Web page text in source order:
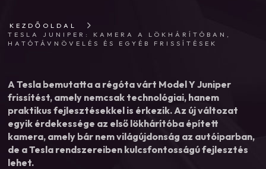
KEZDŐOLDAL
TESLA JUNIPER: KAMERA A LÖKHÁRÍTÓBAN,
HATÓTÁVNÖVELÉS ÉS EGYÉB FRISSÍTÉSEK
A Tesla bemutatta a régóta várt Model Y Juniper
frissítést, amely nemcsak technológiai, hanem
praktikus fejlesztésekkel is érkezik. Az új változat
egyik érdekessége az első lökhárítóba épített
kamera, amely bár nem világújdonság az autóiparban,
de a Tesla rendszereiben kulcsfontosságú fejlesztés
lehet.